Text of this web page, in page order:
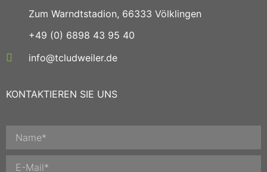
Zum Warndtstadion, 66333 Völklingen
+49 (0) 6898 43 95 40
info@tcludweiler.de
KONTAKTIEREN SIE UNS